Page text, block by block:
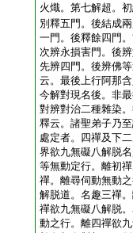
火熾。第七解超。
別釋五門。後結成
一門。後釋餘四門
次辨永損害門。後
先辨四門。後辨佛
云。最後上行阿那
今解對現名後。非
對辨對治二種雜染
釋云。諸聖弟子乃
處定者。四禪及下
界欲九無礙八解脱
等無動定行。離初
禪。離尋伺動無動
解脱道。名趣三禪
禪欲九無礙八解脱
動之行。離四禪欲